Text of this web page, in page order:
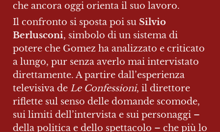
che ancora oggi orienta il suo lavoro.
Il confronto si sposta poi su Silvio
Berlusconi, simbolo di un sistema di
potere che Gomez ha analizzato e criticato
a lungo, pur senza averlo mai intervistato
direttamente. A partire dall’esperienza
televisiva de Le Confessioni, il direttore
riflette sul senso delle domande scomode,
sui limiti dell’intervista e sui personaggi –
della politica e dello spettacolo – che più lo